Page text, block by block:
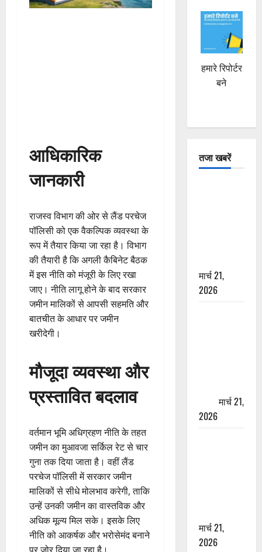
आधिकारिक
जानकारी
राजस्व विभाग की ओर से लैंड परचेज
पॉलिसी को एक वैकल्पिक व्यवस्था के
रूप में तैयार किया जा रहा है। विभाग
की तैयारी है कि अगली कैबिनेट बैठक
में इस नीति को मंजूरी के लिए रखा
जाए। नीति लागू होने के बाद सरकार
जमीन मालिकों से आपसी सहमति और
बातचीत के आधार पर जमीन
खरीदेगी।
मौजूदा व्यवस्था और
प्रस्तावित बदलाव
वर्तमान भूमि अधिग्रहण नीति के तहत
जमीन का मुआवजा सर्किल रेट से चार
गुना तक दिया जाता है। वहीं लैंड
परचेज पॉलिसी में सरकार जमीन
मालिकों से सीधे मोलभाव करेगी, ताकि
उन्हें उनकी जमीन का वास्तविक और
अधिक मूल्य मिल सके। इसके लिए
नीति को आकर्षक और भरोसेमंद बनाने
हमारे रिपोर्टर
बने
तजा खबरें
मार्च 21,
2026
मार्च 21,
2026
मार्च 21,
2026